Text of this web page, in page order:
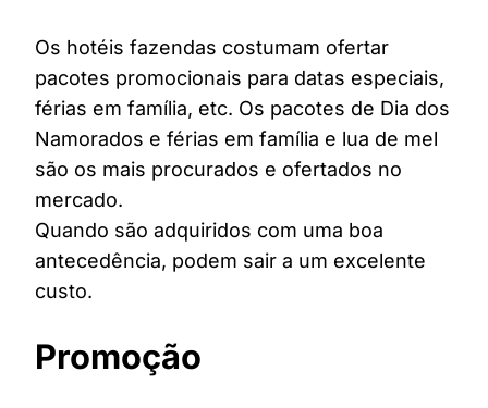
Os hotéis fazendas costumam ofertar
pacotes promocionais para datas especiais,
férias em família, etc. Os pacotes de Dia dos
Namorados e férias em família e lua de mel
são os mais procurados e ofertados no
mercado.
Quando são adquiridos com uma boa
antecedência, podem sair a um excelente
custo.
Promoção